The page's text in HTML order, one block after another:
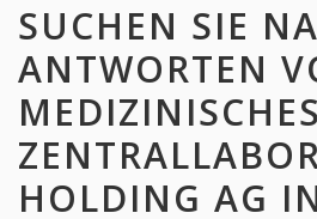
SUCHEN SIE
ANTWORTEN
MEDIZINISCHES
HOLDING AG